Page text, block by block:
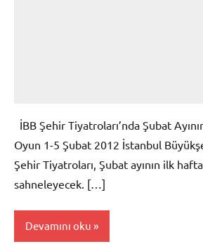
İBB Şehir Tiyatroları’nda Şubat
Oyun 1-5 Şubat 2012 İstanbul
Şehir Tiyatroları, Şubat ayının ilk
sahneleyecek. […]
Devamını oku